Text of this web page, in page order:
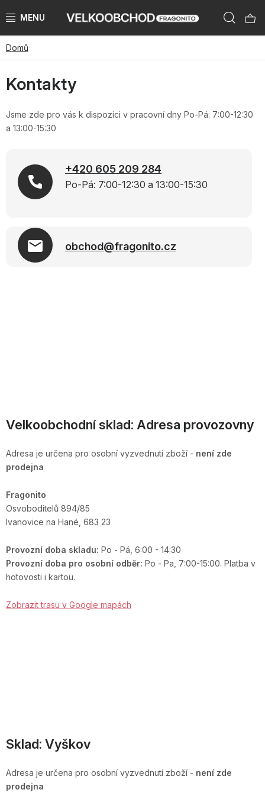
na
NAŠE ZNAČKY
PŘEDPRODEJ VÁNOCE 2026
NOVINKY 2026
ZNAČKY PODLE ZEMÍ
KATALOGY
OBLÍBENÉ KOLEKCE
Domů
Kontakty
Jsme zde pro vás k dispozici v pracovní dny Po-Pá: 7:00-12:30
a 13:00-15:30
+420 605 209 284
Po-Pá: 7:00-12:30 a 13:00-15:30
obchod@fragonito.cz
Velkoobchodní sklad: Adresa provozovny
Adresa je určena pro osobní vyzvednutí zboží - není zde
prodejna
Fragonito
Osvoboditelů 894/85
Ivanovice na Hané, 683 23
Provozní doba skladu: Po - Pá, 6:00 - 14:30
Provozní doba pro osobní odběr: Po - Pa, 7:00-15:00. Platba v
hotovosti i kartou.
Zobrazit trasu v Google mapách
Sklad: Vyškov
Adresa je určena pro osobní vyzvednutí zboží - není zde
prodejna